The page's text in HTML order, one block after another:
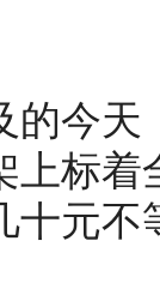
的今
上标
十元